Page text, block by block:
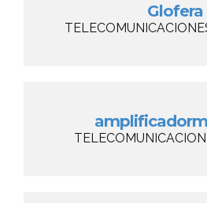
Glofera